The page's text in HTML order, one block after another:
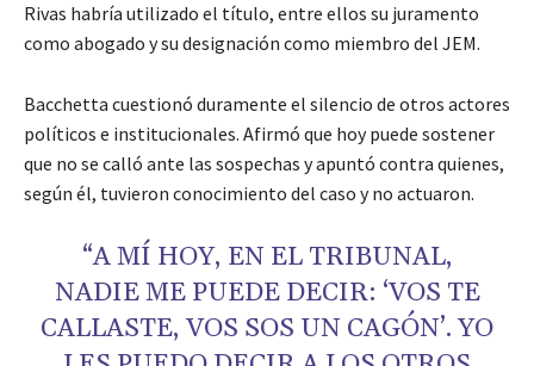
Rivas habría utilizado el título, entre ellos su juramento
como abogado y su designación como miembro del JEM.
Bacchetta cuestionó duramente el silencio de otros actores
políticos e institucionales. Afirmó que hoy puede sostener
que no se calló ante las sospechas y apuntó contra quienes,
según él, tuvieron conocimiento del caso y no actuaron.
“A MÍ HOY, EN EL TRIBUNAL,
NADIE ME PUEDE DECIR: ‘VOS TE
CALLASTE, VOS SOS UN CAGÓN’. YO